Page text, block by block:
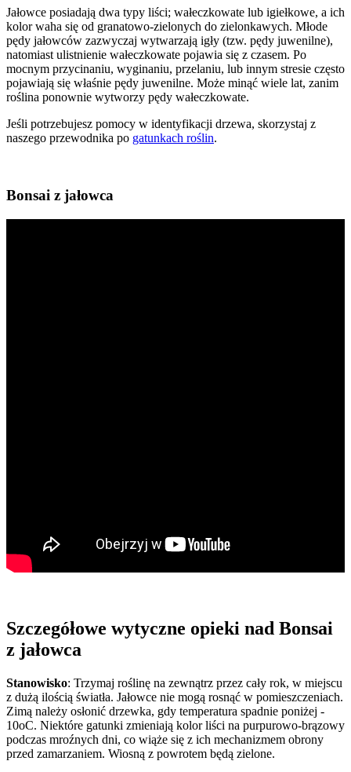
Jałowce posiadają dwa typy liści; wałeczkowate lub igiełkowe, a ich
kolor waha się od granatowo-zielonych do zielonkawych. Młode
pędy jałowców zazwyczaj wytwarzają igły (tzw. pędy juwenilne),
natomiast ulistnienie wałeczkowate pojawia się z czasem. Po
mocnym przycinaniu, wyginaniu, przelaniu, lub innym stresie często
pojawiają się właśnie pędy juwenilne. Może minąć wiele lat, zanim
roślina ponownie wytworzy pędy wałeczkowate.
Jeśli potrzebujesz pomocy w identyfikacji drzewa, skorzystaj z
naszego przewodnika po gatunkach roślin.
Bonsai z jałowca
Szczegółowe wytyczne opieki nad Bonsai
z jałowca
Stanowisko: Trzymaj roślinę na zewnątrz przez cały rok, w miejscu
z dużą ilością światła. Jałowce nie mogą rosnąć w pomieszczeniach.
Zimą należy osłonić drzewka, gdy temperatura spadnie poniżej -
10oC. Niektóre gatunki zmieniają kolor liści na purpurowo-brązowy
podczas mroźnych dni, co wiąże się z ich mechanizmem obrony
przed zamarzaniem. Wiosną z powrotem będą zielone.